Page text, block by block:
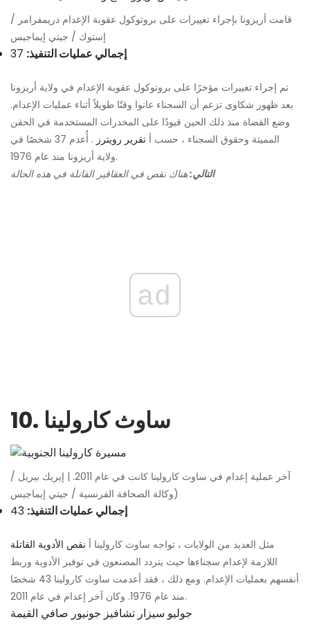
قامت أريزونا بإجراء تغييرات على بروتوكول عقوبة الإعدام دريمفرامر /
إستوك / جيتي إيماجيس
إجمالي عمليات التنفيذ:
تم إجراء تغييرات مؤخرًا على بروتوكول عقوبة الإعدام في ولاية أريزونا
بعد ظهور شكاوى تزعم أن السجناء عانوا وقتًا طويلاً أثناء عمليات الإعدام.
وضع القضاة منذ ذلك الحين قيودًا على المخدرات المستخدمة في الحقن
المميتة وحقوق السجناء ، حسب أ تقرير رويترز
. أُعدم 37 شخصًا في
ولاية أريزونا منذ عام 1976.
التالي:هناك نقص في العقاقير القاتلة في هذه الحالة
ad
10. ساوث كارولينا
آخر عملية إعدام في ساوث كارولينا كانت في عام 2011. | إيريك بيريل /
وكالة الصحافة الفرنسية / جيتي إيماجيس)
إجمالي عمليات التنفيذ:
مثل العديد من الولايات ، تواجه ساوث كارولينا أ نقص الأدوية القاتلة
اللازمة لإعدام سجناءها حيث يتردد المصنعون في توفير الأدوية وربط
أنفسهم بعمليات الإعدام. ومع ذلك ، فقد أعدمت ساوث كارولينا 43 شخصًا
منذ عام 1976. وكان آخر إعدام في عام 2011.
جوليو سيزار تشافيز جونيور صافي القيمة